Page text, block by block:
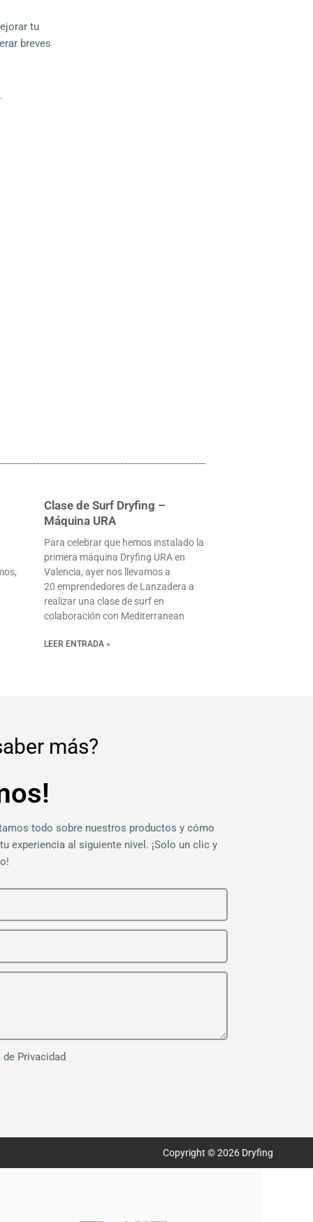
tu
breves
Clase de Surf Dryfing –
Máquina URA
Para celebrar que hemos instalado la
primera máquina Dryfing URA en
Valencia, ayer nos llevamos a
20 emprendedores de Lanzadera a
realizar una clase de surf en
colaboración con Mediterranean
LEER ENTRADA »
más?
todo sobre nuestros productos y cómo
experiencia al siguiente nivel. ¡Solo un clic y
Privacidad
Copyright © 2026 Dryfing